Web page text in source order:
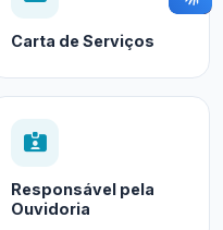
Carta de Serviços
Responsável pela
Ouvidoria